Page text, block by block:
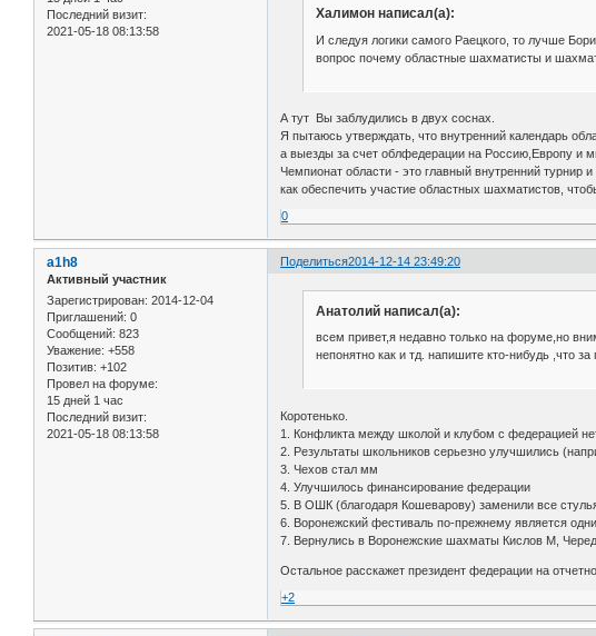
Последний визит:
2021-05-18 08:13:58
Халимон написал(а):
И следуя логики самого Раецкого, то лучше
вопрос почему областные шахматисты и
А тут Вы заблудились в двух соснах.
Я пытаюсь утверждать, что внутренний календарь
а выезды за счет облфедерации на Россию,Европу и
Чемпионат области - это главный внутренний турнир
как обеспечить участие областных шахматистов,
0
Поделиться2014-12-14 23:49:20
a1h8
Активный участник
Зарегистрирован: 2014-12-04
Приглашений: 0
Сообщений: 823
Уважение: +558
Позитив: +102
Провел на форуме:
15 дней 1 час
Последний визит:
2021-05-18 08:13:58
Анатолий написал(а):
всем привет,я недавно только на форуме,но
непонятно как и тд. напишите кто-нибудь ,что
Коротенько.
1. Конфликта между школой и клубом с федерацией
2. Результаты школьников серьезно улучшились
3. Чехов стал мм
4. Улучшилось финансирование федерации
5. В ОШК (благодаря Кошеварову) заменили все
6. Воронежский фестиваль по-прежнему является
7. Вернулись в Воронежские шахматы Кислов М,
Остальное расскажет президент федерации на
+2